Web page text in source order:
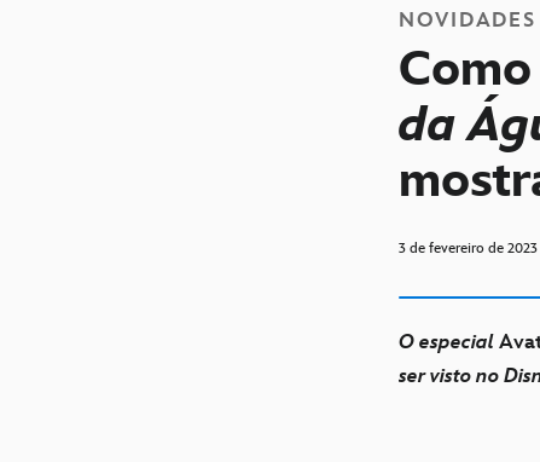
NOVIDADES
da
3 de fevereiro de 2023
O especial
ser visto no